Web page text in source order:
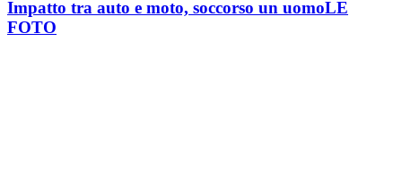
Impatto tra auto e moto, soccorso un uomoLE
FOTO